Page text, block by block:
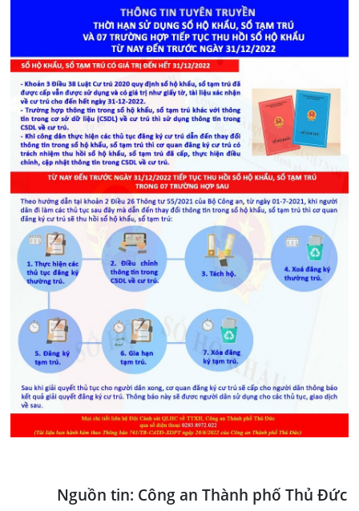
Nguồn tin: Công an Thành phố Thủ Đức